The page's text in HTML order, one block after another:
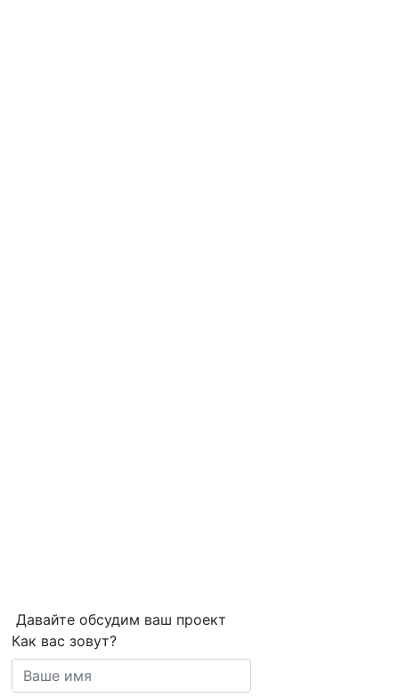
Давайте обсудим ваш проект
Как вас зовут?